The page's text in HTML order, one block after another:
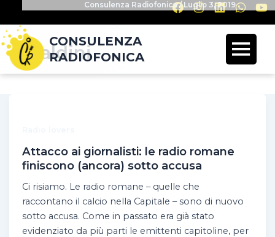
CONSULENZA
RADIOFONICA
Baldini
Attacco ai giornalisti: le radio romane
finiscono (ancora) sotto accusa
Consulenza Radiofonica/Luglio 3, 2019
Ci risiamo. Le radio romane – quelle che
raccontano il calcio nella Capitale – sono di nuovo
sotto accusa. Come in passato era già stato
evidenziato da più parti le emittenti capitoline, per